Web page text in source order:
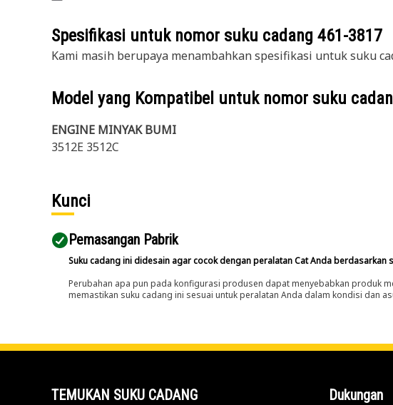
Spesifikasi untuk nomor suku cadang 461-3817
Kami masih berupaya menambahkan spesifikasi untuk suku
Model yang Kompatibel untuk nomor suku
ENGINE MINYAK BUMI
3512E 3512C
Kunci
Pemasangan Pabrik
Suku cadang ini didesain agar cocok dengan peralatan Cat Anda berdasarkan
Perubahan apa pun pada konfigurasi produsen dapat menyebabkan produk
memastikan suku cadang ini sesuai untuk peralatan Anda dalam kondisi dan
TEMUKAN SUKU CADANG Dukungan